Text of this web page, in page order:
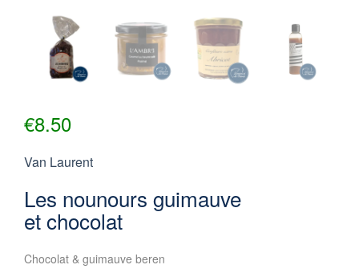
€8.50
Van Laurent
Les nounours guimauve
et chocolat
Chocolat & guimauve beren